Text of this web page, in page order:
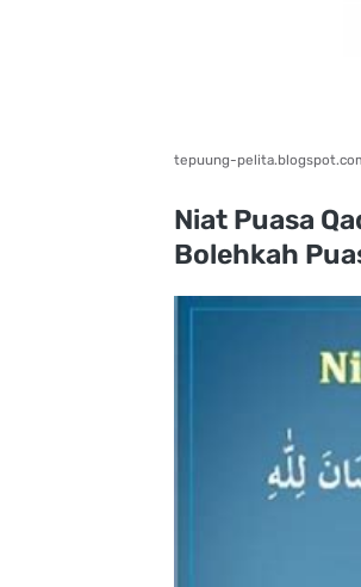
tepuung-
Niat Puasa
Bolehkah